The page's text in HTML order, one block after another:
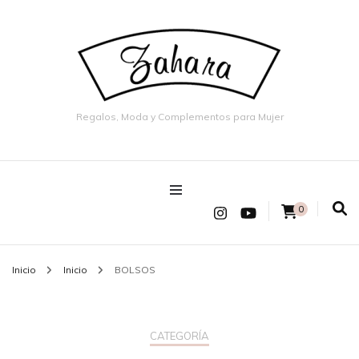
Regalos, Moda y Complementos para Mujer
0
Inicio Inicio BOLSOS
CATEGORÍA